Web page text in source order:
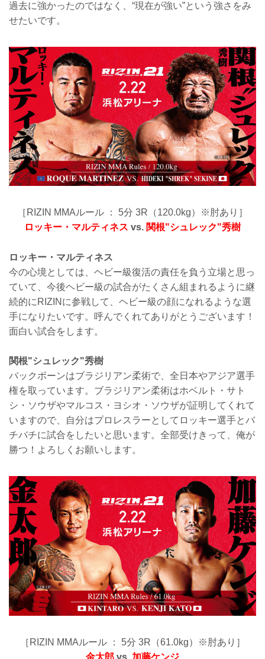
過去に強かったのではなく、“現在が強い”という強さをみ
せたいです。
［RIZIN MMAルール ： 5分 3R（120.0kg）※肘あり］
ロッキー・マルティネス vs. 関根"シュレック"秀樹
ロッキー・マルティネス
今の心境としては、ヘビー級復活の責任を負う立場と思っ
ていて、今後ヘビー級の試合がたくさん組まれるように継
続的にRIZINに参戦して、ヘビー級の顔になれるような選
手になりたいです。呼んでくれてありがとうございます！
面白い試合をします。
関根"シュレック"秀樹
バックボーンはブラジリアン柔術で、全日本やアジア選手
権を取っています。ブラジリアン柔術はホベルト・サト
シ・ソウザやマルコス・ヨシオ・ソウザが証明してくれて
いますので、自分はプロレスラーとしてロッキー選手とバ
チバチに試合をしたいと思います。全部受けきって、俺が
勝つ！よろしくお願いします。
［RIZIN MMAルール ： 5分 3R（61.0kg）※肘あり］
金太郎 vs. 加藤ケンジ